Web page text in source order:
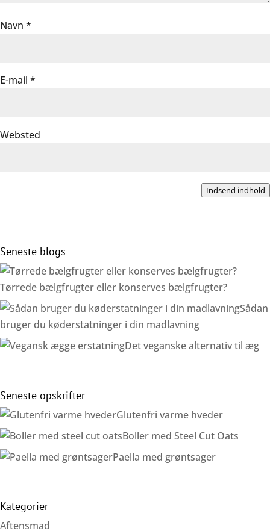
Navn *
E-mail *
Websted
Indsend indhold
Seneste blogs
Tørrede bælgfrugter eller konserves bælgfrugter?
Sådan
bruger du køderstatninger i din madlavning
Det veganske alternativ til æg
Seneste opskrifter
Glutenfri varme hveder
Boller med Steel Cut Oats
Paella med grøntsager
Kategorier
Aftensmad